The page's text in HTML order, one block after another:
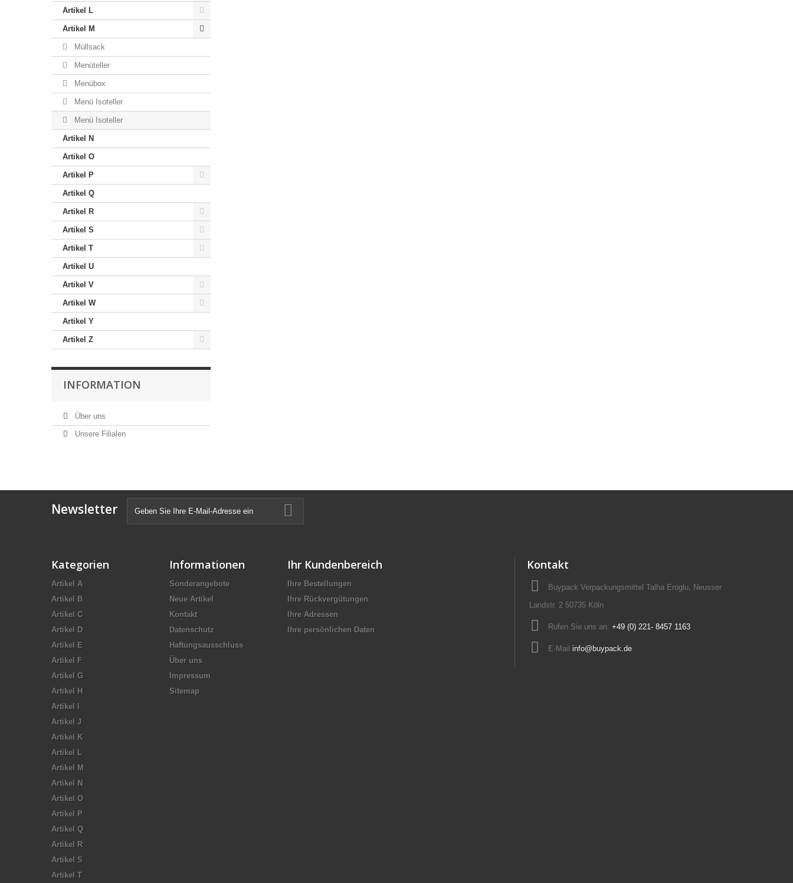
Artikel L
Artikel M
Müllsack
Menüteller
Menübox
Menü Isoteller
Menü Isoteller
Artikel N
Artikel O
Artikel P
Artikel Q
Artikel R
Artikel S
Artikel T
Artikel U
Artikel V
Artikel W
Artikel Y
Artikel Z
INFORMATION
Über uns
Unsere Filialen
Newsletter
Kategorien
Artikel A
Artikel B
Artikel C
Artikel D
Artikel E
Artikel F
Artikel G
Artikel H
Artikel I
Artikel J
Artikel K
Artikel L
Artikel M
Artikel N
Artikel O
Artikel P
Artikel Q
Artikel R
Artikel S
Artikel T
Informationen
Sonderangebote
Neue Artikel
Kontakt
Datenschutz
Haftungsausschluss
Über uns
Impressum
Sitemap
Ihr Kundenbereich
Ihre Bestellungen
Ihre Rückvergütungen
Ihre Adressen
Ihre persönlichen Daten
Kontakt
Buypack Verpackungsmittel Talha Eroglu, Neusser
Landstr. 2 50735 Köln
Rufen Sie uns an: +49 (0) 221- 8457 1163
E-Mail info@buypack.de